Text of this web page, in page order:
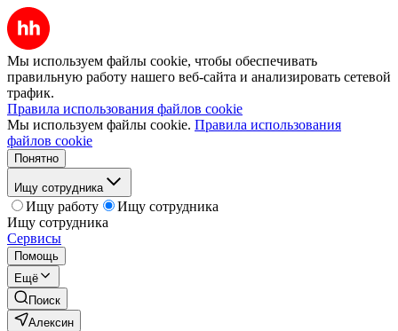
Мы используем файлы cookie, чтобы обеспечивать
правильную работу нашего веб-сайта и анализировать сетевой
трафик.
Правила использования файлов cookie
Мы используем файлы cookie. Правила использования
файлов cookie
Понятно
Ищу сотрудника
Ищу работу
Ищу сотрудника
Ищу сотрудника
Сервисы
Помощь
Ещё
Поиск
Алексин